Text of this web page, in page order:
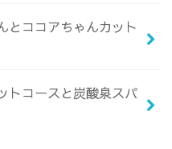
とココアちゃんカット
トコースと炭酸泉スパ